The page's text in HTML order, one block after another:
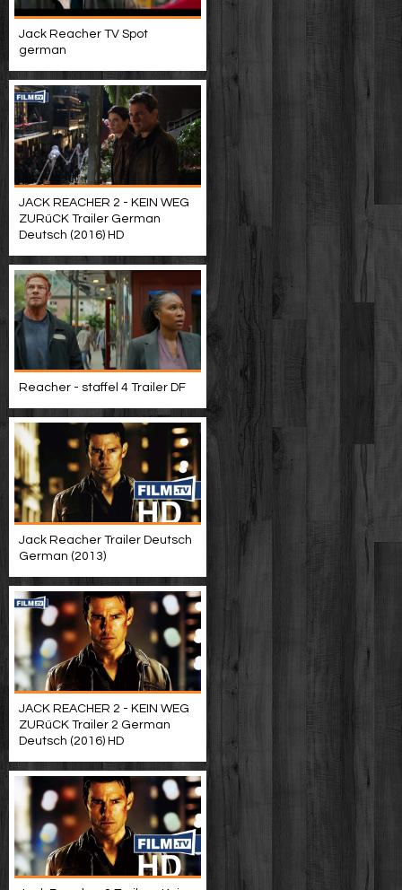
Jack Reacher TV Spot
german
JACK REACHER 2 - KEIN WEG
ZURüCK Trailer German
Deutsch (2016) HD
Reacher - staffel 4 Trailer DF
Jack Reacher Trailer Deutsch
German (2013)
JACK REACHER 2 - KEIN WEG
ZURüCK Trailer 2 German
Deutsch (2016) HD